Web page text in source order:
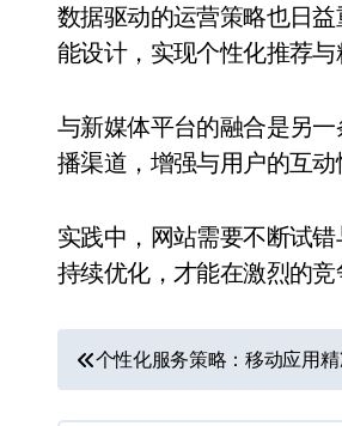
数据驱动的运营策略也日
能设计，实现个性化推荐与
与新媒体平台的融合是另
播渠道，增强与用户的互动
实践中，网站需要不断试
持续优化，才能在激烈的竞
文
章
个性化服务策略：移动应用